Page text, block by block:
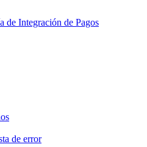
de Integración de Pagos
de error